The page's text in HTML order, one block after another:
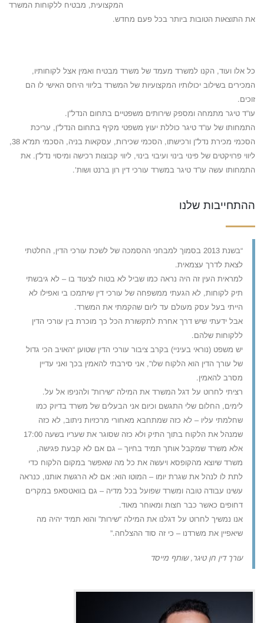
המקצועית, מבטיח ללקוחות המשרד
את התוצאות הטובות ביותר בכל פעם מחדש.
כל אלו ועוד, הקנו למשרד מעמד של משרד מבטיח ואמין אצל לקוחותיו,
המכירים בשילוב יכולותיו המקצועיות של המשרד בליווי היחס האישי לו הם
זוכים.
עו”ד טיגר מתמחה ומספק שירותים משפטיים בתחום הנדל”ן.
התמחותו של עו”ד טיגר כוללת יעוץ משפטי מקיף בתחום הנדל”ן, עריכת
הסכמי מכירת נדל”ן ורכישתו, הסכמי שכירות, עסקאות בניה, הסכמי תמ”א 38,
ליווי פרויקטים של פינוי בינוי ועיבוי בינוי, ליווי קבוצות רכישה ומיסוי נדל”ן. את
התמחותו עשה עו”ד טיגר במשרד עורכי דין רון ברנט ושות’.
ההתחייבות שלנו
“בשנת 2013 בסמוך למבחני ההסמכה של לשכת עורכי הדין, החלטתי
לצאת לדרך עצמאית.
למראית העין זה היה נראה כמו שביל לא בטוח לצעוד בו – לא גיבשתי
תיק לקוחות, לא הגעתי ממשפחה של עורכי דין שיתמכו בי ואפילו לא
הייתי בעל עסק מעולם עד ליום שהקמתי את המשרד.
אבל ידעתי שיש דרך אחרת לתקשורת הכל כך מוכרת בין עורכי הדין
ללקוחות שלהם.
יש משפט (נוראי בעיניי) בקרב ציבור עורכי הדין שטוען “האויב הכי גדול
של עורך הדין הוא הלקוח שלו”, אני סירבתי להאמין בכך ואני עדיין
מסרב להאמין.
רציתי לחרוט על דגל המשרד את המילה “שירות” ולהניפו אל על.
לימים, החלום שלי התגשם וכיום אני הבעלים של משרד בדיוק כמו
שחלמתי עליו – לא כזה שמתחבא מאחורי מרכזיות ניתוב, לא כזה
שמנהל את הלקוח בתוך התיק ולא כזה שסוגר את שעריו בשעה 17:00
אלא משרד שמקבל אותך תמיד בחיוך – גם אם לא קבעת פגישה,
משרד שיוצא מהקופסא ויעשה את כל מה שאפשר במקום הלקוח כדי
לתת לו לנהל את שגרת יומו – המוטו הוא: אם לא הרגשת אותנו, כנראה
עשינו עבודה טובה ומשרד שפועל בכל מדיה – גם בוואטסאפ במקרים
דחופים כאשר כבר חצות ומאוחר מאוד.
אנו נמשיך לחרוט על דגלנו את המילה “שירות” והוא תמיד יהיה מה
שיאפיין את משרדנו – כי זה סוד ההצלחה.”
עורך דין חן טיגר, שותף מייסד